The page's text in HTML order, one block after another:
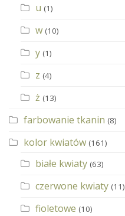
u (1)
w (10)
y (1)
z (4)
ż (13)
farbowanie tkanin (8)
kolor kwiatów (161)
białe kwiaty (63)
czerwone kwiaty (11)
fioletowe (10)